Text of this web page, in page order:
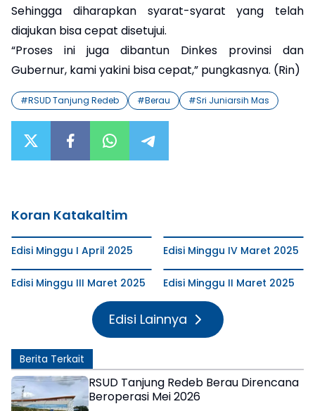
Sehingga diharapkan syarat-syarat yang telah
diajukan bisa cepat disetujui.
“Proses ini juga dibantun Dinkes provinsi dan
Gubernur, kami yakini bisa cepat,” pungkasnya. (Rin)
#RSUD Tanjung Redeb #Berau #Sri Juniarsih Mas
Koran Katakaltim
Edisi Minggu I April 2025 Edisi Minggu IV Maret 2025
Edisi Minggu III Maret 2025 Edisi Minggu II Maret 2025
Edisi Lainnya
Berita Terkait
RSUD Tanjung Redeb Berau Direncana
Beroperasi Mei 2026